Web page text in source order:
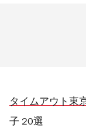
タイムアウト東
子 20選